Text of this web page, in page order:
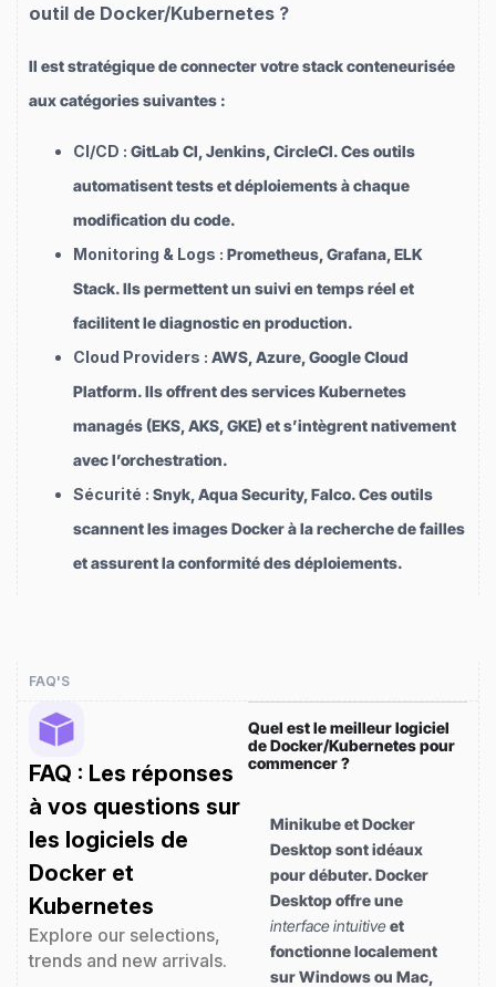
outil de Docker/Kubernetes ?
Il est stratégique de connecter votre stack conteneurisée
aux catégories suivantes :
CI/CD : GitLab CI, Jenkins, CircleCI. Ces outils
automatisent tests et déploiements à chaque
modification du code.
Monitoring & Logs : Prometheus, Grafana, ELK
Stack. Ils permettent un suivi en temps réel et
facilitent le diagnostic en production.
Cloud Providers : AWS, Azure, Google Cloud
Platform. Ils offrent des services Kubernetes
managés (EKS, AKS, GKE) et s’intègrent nativement
avec l’orchestration.
Sécurité : Snyk, Aqua Security, Falco. Ces outils
scannent les images Docker à la recherche de failles
et assurent la conformité des déploiements.
FAQ'S
FAQ : Les réponses
à vos questions sur
les logiciels de
Docker et
Kubernetes
Explore our selections,
trends and new arrivals.
Quel est le meilleur logiciel
de Docker/Kubernetes pour
commencer ?
Minikube et Docker
Desktop sont idéaux
pour débuter. Docker
Desktop offre une
interface intuitiveet
fonctionne localement
sur Windows ou Mac,